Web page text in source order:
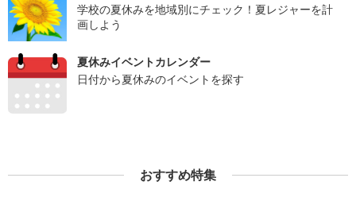
学校の夏休みを地域別にチェック！夏レジャーを計
画しよう
夏休みイベントカレンダー
日付から夏休みのイベントを探す
おすすめ特集